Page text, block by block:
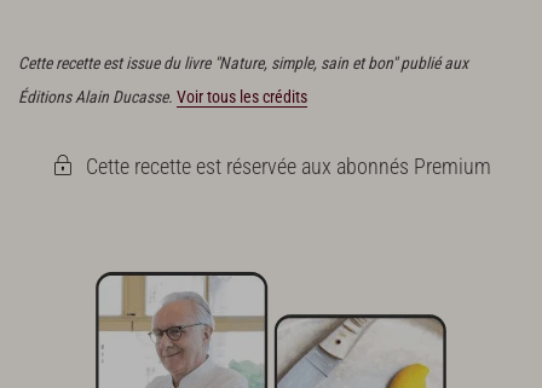
Cette recette est issue du livre "Nature, simple, sain et bon" publié aux
Éditions Alain Ducasse. Voir tous les crédits
Cette recette est réservée aux abonnés Premium